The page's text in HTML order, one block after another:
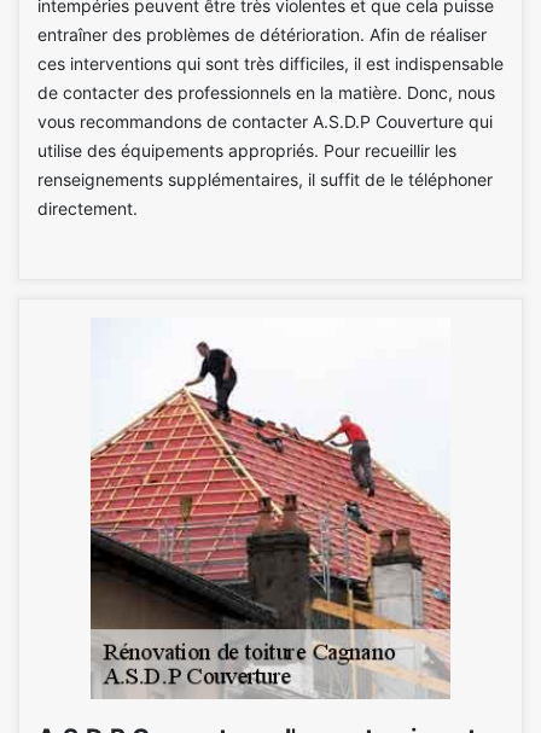
intempéries peuvent être très violentes et que cela puisse
entraîner des problèmes de détérioration. Afin de réaliser
ces interventions qui sont très difficiles, il est indispensable
de contacter des professionnels en la matière. Donc, nous
vous recommandons de contacter A.S.D.P Couverture qui
utilise des équipements appropriés. Pour recueillir les
renseignements supplémentaires, il suffit de le téléphoner
directement.